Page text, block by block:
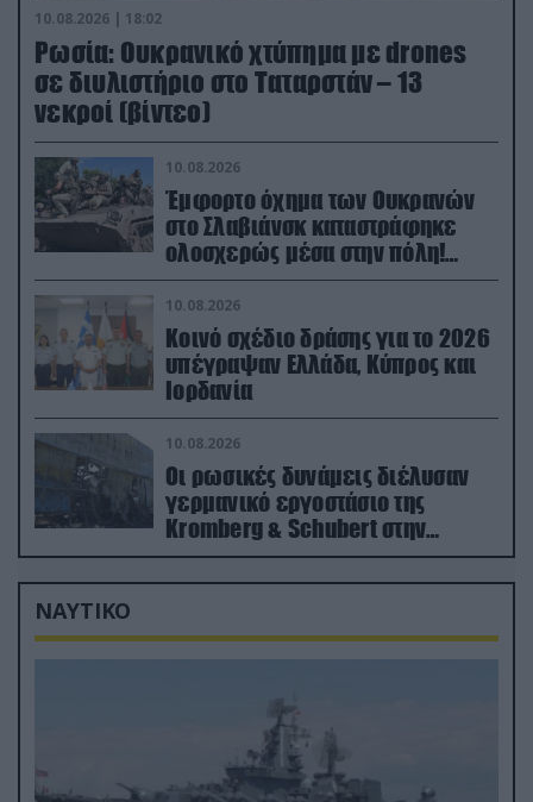
10.08.2026 | 18:02
Ρωσία: Ουκρανικό χτύπημα με drones
σε διυλιστήριο στο Ταταρστάν – 13
νεκροί (βίντεο)
10.08.2026
Έμφορτο όχημα των Ουκρανών
στο Σλαβιάνσκ καταστράφηκε
ολοσχερώς μέσα στην πόλη!
(βίντεο)
10.08.2026
Κοινό σχέδιο δράσης για το 2026
υπέγραψαν Ελλάδα, Κύπρος και
Ιορδανία
10.08.2026
Οι ρωσικές δυνάμεις διέλυσαν
γερμανικό εργοστάσιο της
Kromberg & Schubert στην
Ουκρανία (βίντεο)
ΝΑΥΤΙΚΟ